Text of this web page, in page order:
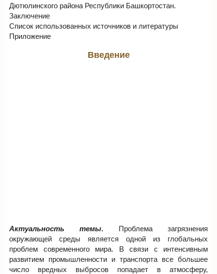
Дютюлинского района Республики Башкортостан.
Заключение
Список использованных источников и литературы
Приложение
Введение
Актуальность темы. Проблема загрязнения
окружающей среды является одной из глобальных
проблем современного мира. В связи с интенсивным
развитием промышленности и транспорта все большее
число вредных выбросов попадает в атмосферу,